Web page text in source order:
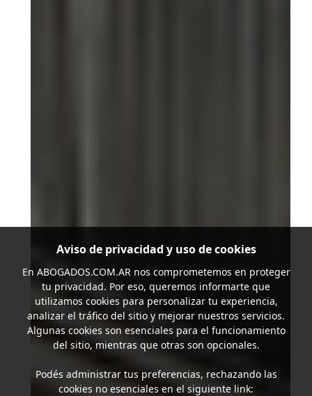
Aviso de privacidad y uso de cookies
En ABOGADOS.COM.ARnos comprometemos en proteger
tu privacidad. Por eso, queremos informarte que
utilizamos cookies para personalizar tu experiencia,
analizar el tráfico del sitio y mejorar nuestros servicios.
Algunas cookies son esenciales para el funcionamiento
del sitio, mientras que otras son opcionales.
Podés administrar tus preferencias, rechazando las
cookies no esenciales en el siguiente link: